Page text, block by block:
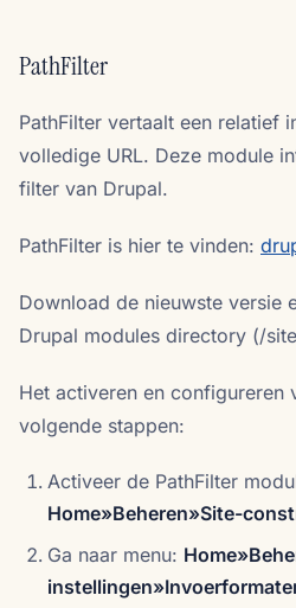
PathFilter
PathFilter vertaalt een relatief
volledige URL. Deze module
filter van Drupal.
PathFilter is hier te vinden:
Download de nieuwste versie
Drupal modules directory (/
Het activeren en configureren
volgende stappen:
Activeer de PathFilter
Home»Beheren»Site-
Ga naar menu: